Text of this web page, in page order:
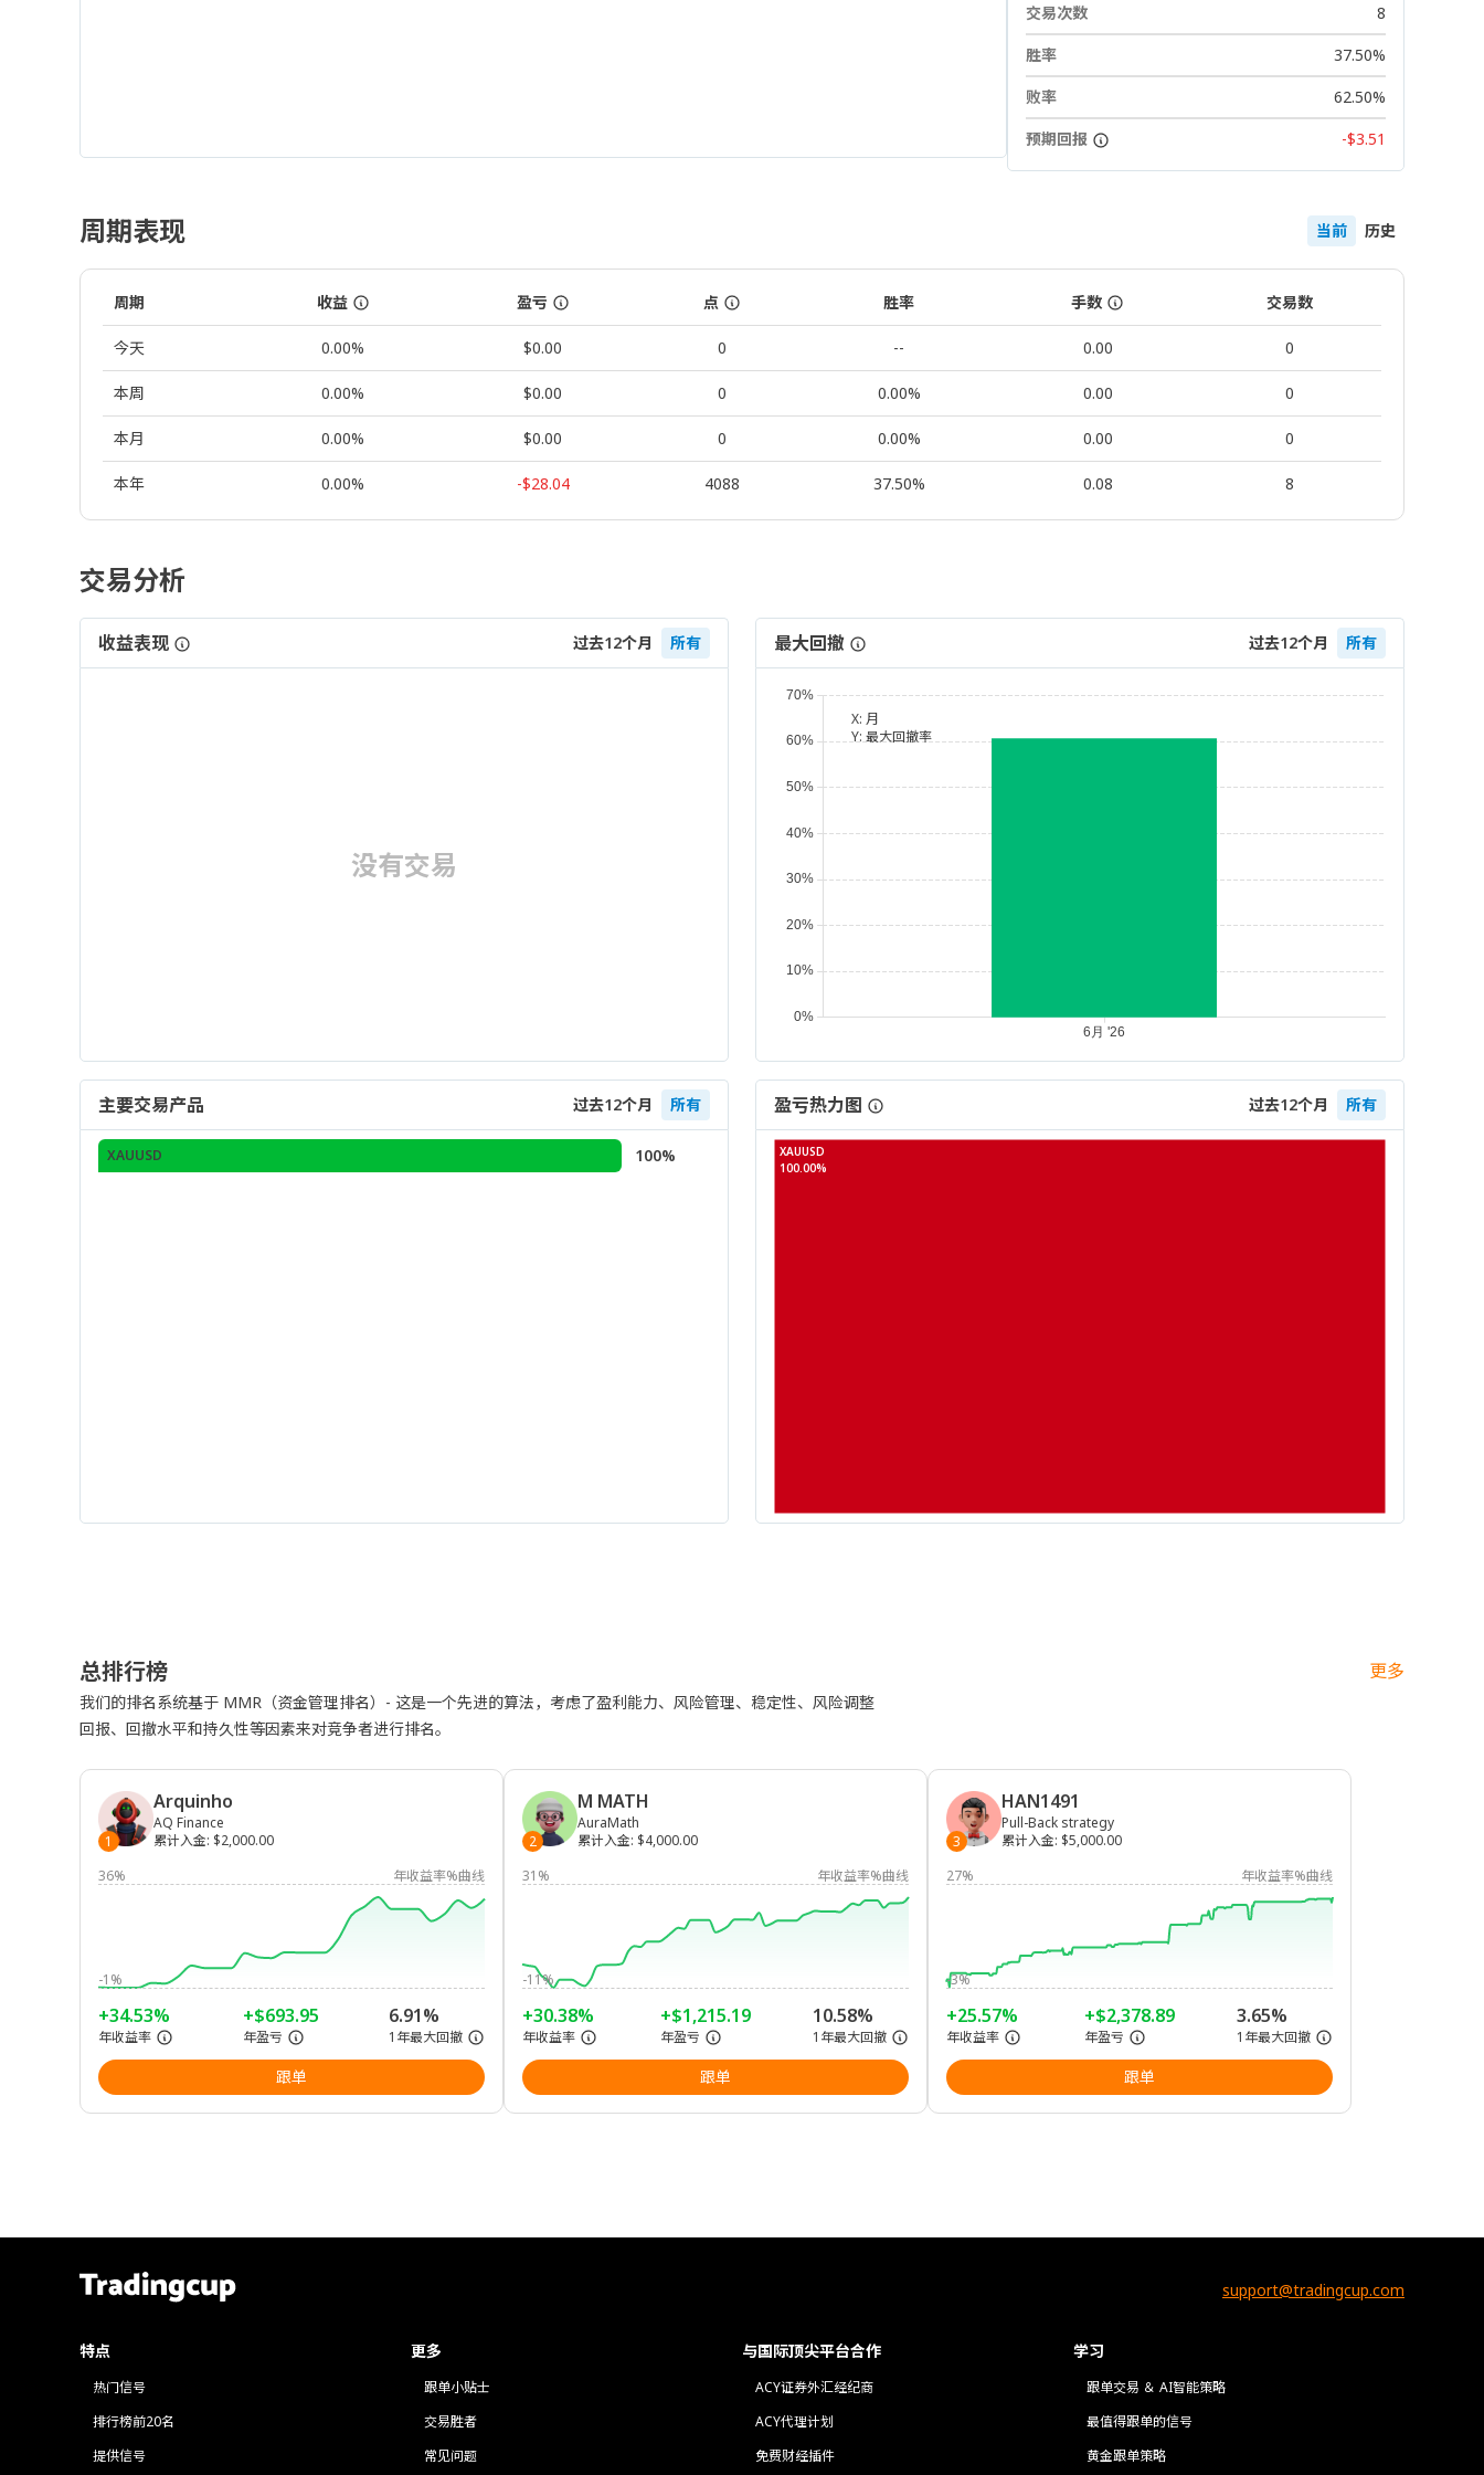
交易次数
8
胜率
37.50%
败率
62.50%
预期回报
-$3.51
周期表现 当前 历史
周期 收益 盈亏 点 胜率 手数 交易数
今天 0.00% $0.00 0 -- 0.00 0
本周 0.00% $0.00 0 0.00% 0.00 0
本月 0.00% $0.00 0 0.00% 0.00 0
本年 0.00% -$28.04 4088 37.50% 0.08 8
交易分析
收益表现 过去12个月 所有
没有交易
最大回撤 过去12个月 所有
X: 月
Y: 最大回撤率
主要交易产品 过去12个月 所有
XAUUSD 100%
盈亏热力图 过去12个月 所有
XAUUSD
100.00%
总排行榜 更多
我们的排名系统基于 MMR（资金管理排名）- 这是一个先进的算法，考虑了盈利能力、风险管理、稳定性、风险调整
回报、回撤水平和持久性等因素来对竞争者进行排名。
1
Arquinho
AQ Finance
累计入金: $2,000.00
36%
年收益率%曲线
-1%
+34.53%
年收益率
+$693.95
年盈亏
6.91%
1年最大回撤
跟单
2
M MATH
AuraMath
累计入金: $4,000.00
31%
年收益率%曲线
-11%
+30.38%
年收益率
+$1,215.19
年盈亏
10.58%
1年最大回撤
跟单
3
HAN1491
Pull-Back strategy
累计入金: $5,000.00
27%
年收益率%曲线
-3%
+25.57%
年收益率
+$2,378.89
年盈亏
3.65%
1年最大回撤
跟单
support@tradingcup.com
特点
热门信号
排行榜前20名
提供信号
更多
跟单小贴士
交易胜者
常见问题
与国际顶尖平台合作
ACY证券外汇经纪商
ACY代理计划
免费财经插件
学习
跟单交易 ＆ AI智能策略
最值得跟单的信号
黄金跟单策略